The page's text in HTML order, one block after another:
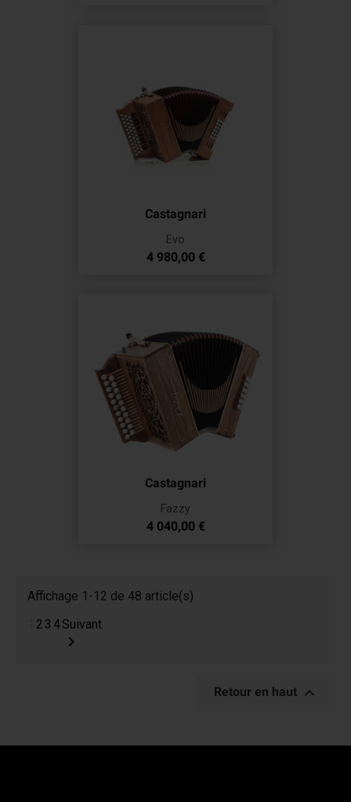
Castagnari
Evo
Prix
4 980,00 €
Castagnari
Fazzy
Prix
4 040,00 €
Affichage 1-12 de 48 article(s)
2 3 4Suivant

Retour en haut 